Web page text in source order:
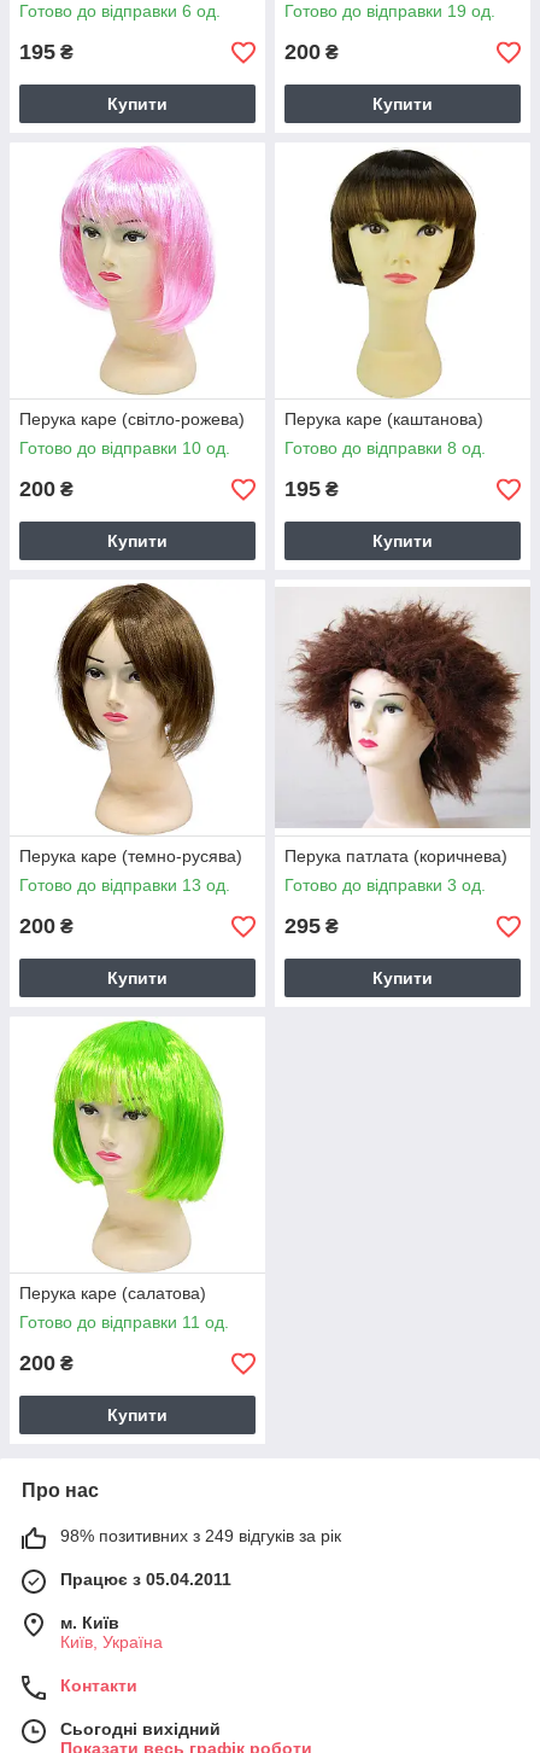
Готово до відправки 6 од.
195 ₴
Купити
Готово до відправки 19 од.
200 ₴
Купити
Перука каре (світло-рожева)
Готово до відправки 10 од.
200 ₴
Купити
Перука каре (каштанова)
Готово до відправки 8 од.
195 ₴
Купити
Перука каре (темно-русява)
Готово до відправки 13 од.
200 ₴
Купити
Перука патлата (коричнева)
Готово до відправки 3 од.
295 ₴
Купити
Перука каре (салатова)
Готово до відправки 11 од.
200 ₴
Купити
Про нас
98% позитивних з 249 відгуків за рік
Працює з 05.04.2011
м. Київ
Київ, Україна
Контакти
Сьогодні вихідний
Показати весь графік роботи